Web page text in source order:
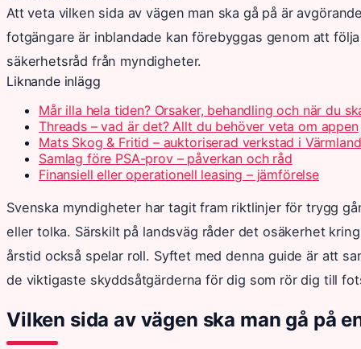
Att veta vilken sida av vägen man ska gå på är
fotgängare är inblandade kan förebyggas genom att
säkerhetsråd från myndigheter.
Liknande inlägg
Mår illa hela tiden? Orsaker, behandling och när du
Threads – vad är det? Allt du behöver veta om appen
Mats Skog & Fritid – auktoriserad verkstad i Värmland
Samlag före PSA-prov – påverkan och råd
Finansiell eller operationell leasing – jämförelse
Svenska myndigheter har tagit fram riktlinjer för trygg
eller tolka. Särskilt på landsväg råder det osäkerhet
årstid också spelar roll. Syftet med denna guide är att
de viktigaste skyddsåtgärderna för dig som rör dig till
Vilken sida av vägen ska man gå på